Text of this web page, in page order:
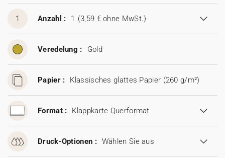
Aufkleber
1 Anzahl : 1 (3,59 € ohne MwSt.)
Veredelung : Gold
Papier : Klassisches glattes Papier (260 g/m²)
Format : Klappkarte Querformat
Druck-Optionen : Wählen Sie aus